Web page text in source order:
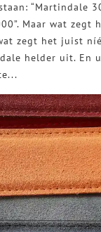
“Martindale
Maar wat zegt
zegt het juist
helder uit. En